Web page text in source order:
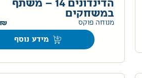
הדינדונים 14 – משתף
במשחקים
מנוחה פוקס
מידע נוסף